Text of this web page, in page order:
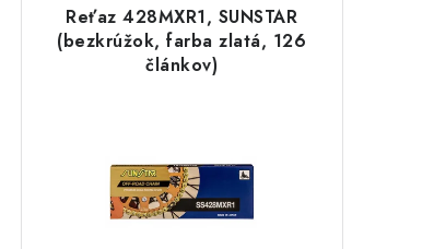
Reťaz 428MXR1, SUNSTAR
(bezkrúžok, farba zlatá, 126
článkov)